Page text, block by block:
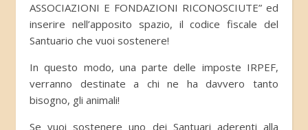
ASSOCIAZIONI E FONDAZIONI RICONOSCIUTE” ed
inserire nell’apposito spazio, il codice fiscale del
Santuario che vuoi sostenere!
In questo modo, una parte delle imposte IRPEF,
verranno destinate a chi ne ha davvero tanto
bisogno, gli animali!
Se vuoi sostenere uno dei Santuari aderenti alla